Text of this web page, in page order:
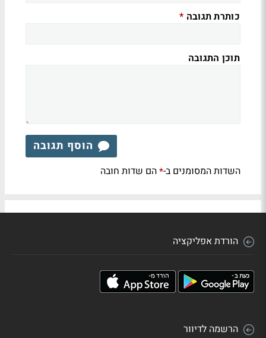
כותרת תגובה *
תוכן התגובה
הוסף תגובה
השדות המסומנים ב-*הם שדות חובה
הורדת אפליקציה
הרשמה לדיוור